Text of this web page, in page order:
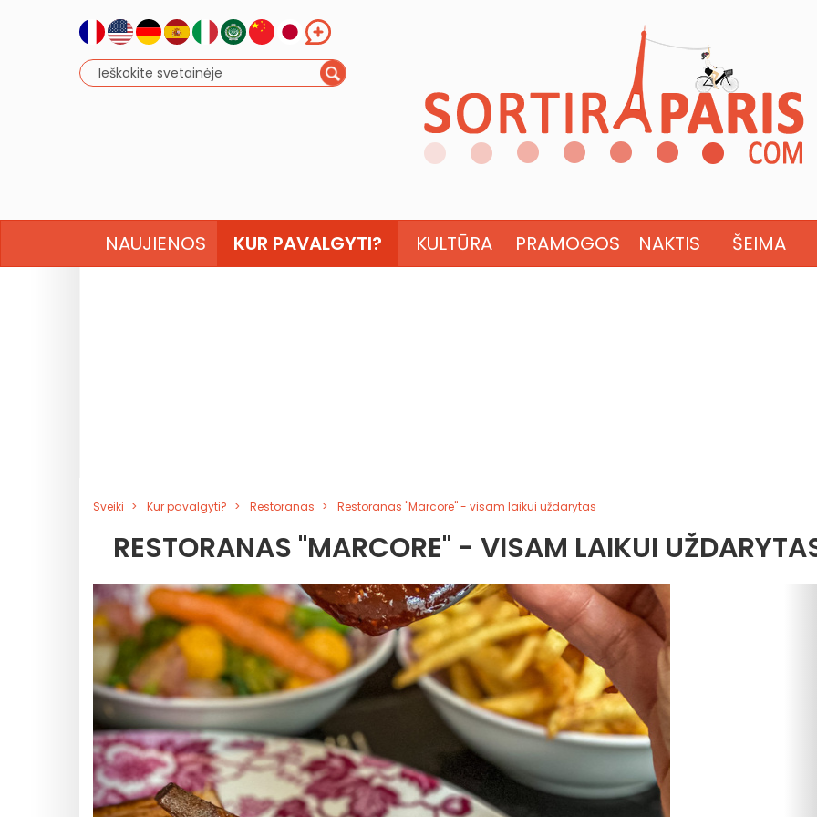
NAUJIENOS KUR PAVALGYTI? KULTŪRA PRAMOGOS NAKTIS ŠEIMA
Sveiki Kur pavalgyti? Restoranas Restoranas "Marcore" - visam laikui uždarytas
RESTORANAS "MARCORE" - VISAM LAIKUI